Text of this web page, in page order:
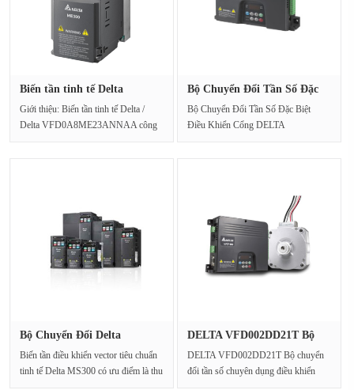
Biến tần tinh tế Delta
Giới thiệu: Biến tần tinh tế Delta /
Delta VFD0A8ME23ANNAA công
Bộ Chuyển Đổi Tần Số Đặc
Bộ Chuyển Đổi Tần Số Đặc Biệt
Điều Khiển Cổng DELTA
Bộ Chuyển Đổi Delta
Biến tần điều khiển vector tiêu chuẩn
tinh tế Delta MS300 có ưu điểm là thu
DELTA VFD002DD21T Bộ
DELTA VFD002DD21T Bộ chuyển
đổi tần số chuyên dụng điều khiển